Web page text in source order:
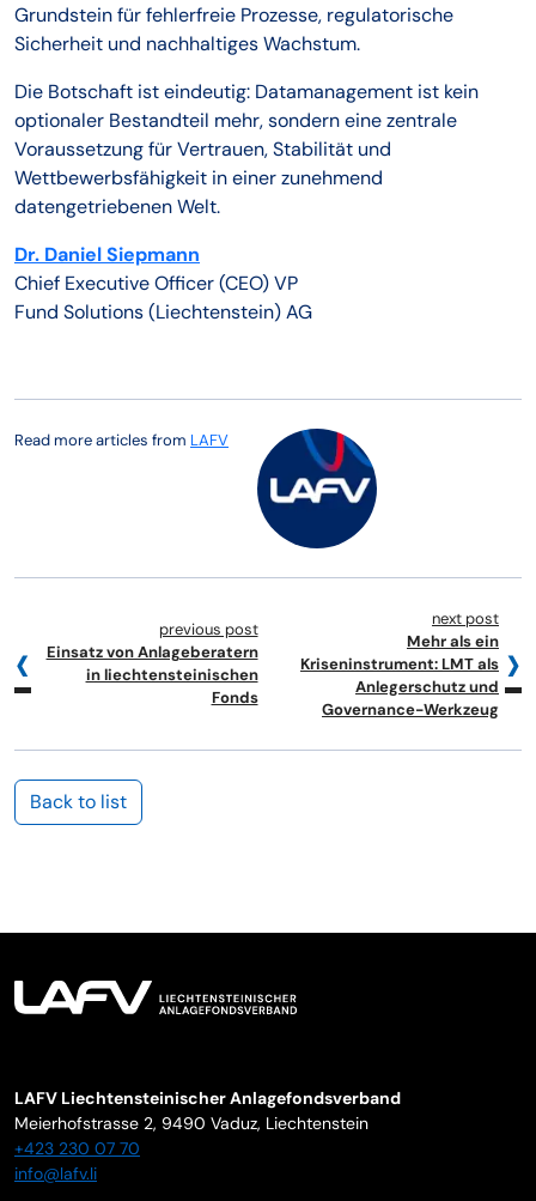
Grundstein für fehlerfreie Prozesse, regulatorische
Sicherheit und nachhaltiges Wachstum.
Die Botschaft ist eindeutig: Datamanagement ist kein
optionaler Bestandteil mehr, sondern eine zentrale
Voraussetzung für Vertrauen, Stabilität und
Wettbewerbsfähigkeit in einer zunehmend
datengetriebenen Welt.
Dr. Daniel Siepmann
Chief Executive Officer (CEO) VP
Fund Solutions (Liechtenstein) AG
Read more articles from LAFV
previous post
Einsatz von Anlageberatern
in liechtensteinischen
Fonds
next post
Mehr als ein
Kriseninstrument: LMT als
Anlegerschutz und
Governance-Werkzeug
Back to list
LAFV Liechtensteinischer Anlagefondsverband
Meierhofstrasse 2, 9490 Vaduz, Liechtenstein
+423 230 07 70
info@lafv.li